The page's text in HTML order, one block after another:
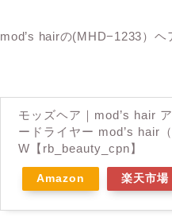
mod’s hairの(MHD−1233）ヘ
モッズヘア｜mod’s hair
ードライヤー mod’s hair
W【rb_beauty_cpn】
Amazon 楽天市場